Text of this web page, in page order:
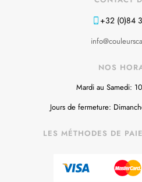
+32 (0)84
NOS
Mardi au Samedi:
Jours de fermeture:
LES MÉTHODES DE